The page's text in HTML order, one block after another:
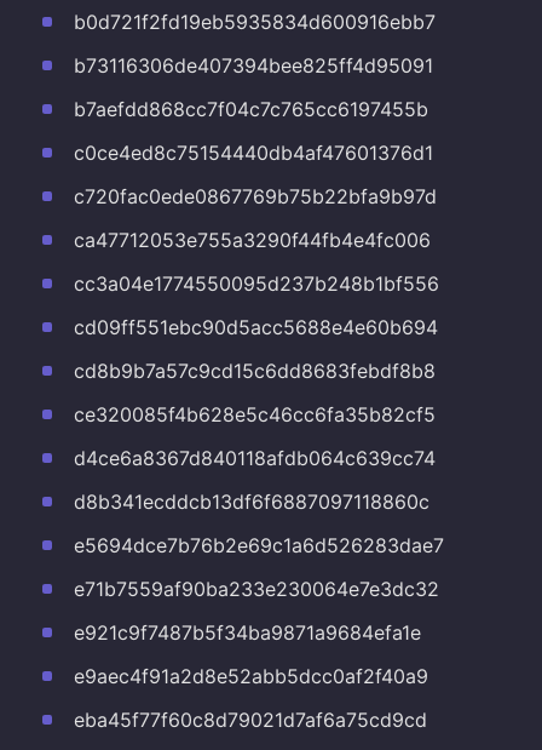
b0d721f2fd19eb5935834d600916ebb7
b73116306de407394bee825ff4d95091
b7aefdd868cc7f04c7c765cc6197455b
c0ce4ed8c75154440db4af47601376d1
c720fac0ede0867769b75b22bfa9b97d
ca47712053e755a3290f44fb4e4fc006
cc3a04e1774550095d237b248b1bf556
cd09ff551ebc90d5acc5688e4e60b694
cd8b9b7a57c9cd15c6dd8683febdf8b8
ce320085f4b628e5c46cc6fa35b82cf5
d4ce6a8367d840118afdb064c639cc74
d8b341ecddcb13df6f6887097118860c
e5694dce7b76b2e69c1a6d526283dae7
e71b7559af90ba233e230064e7e3dc32
e921c9f7487b5f34ba9871a9684efa1e
e9aec4f91a2d8e52abb5dcc0af2f40a9
eba45f77f60c8d79021d7af6a75cd9cd